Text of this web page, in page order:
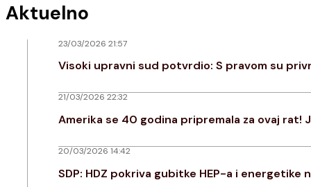
Aktuelno
Visoki upravni sud potvrdio: S pravom su
23/03/2026 21:57
Amerika se 40 godina pripremala za ovaj rat!
21/03/2026 22:32
SDP: HDZ pokriva gubitke HEP-a i
20/03/2026 14:42